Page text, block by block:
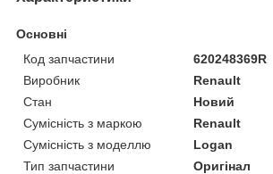
Основні
Код запчастини
620248369R
Виробник
Renault
Стан
Новий
Сумісність з маркою
Renault
Сумісність з моделлю
Logan
Тип запчастини
Оригінал